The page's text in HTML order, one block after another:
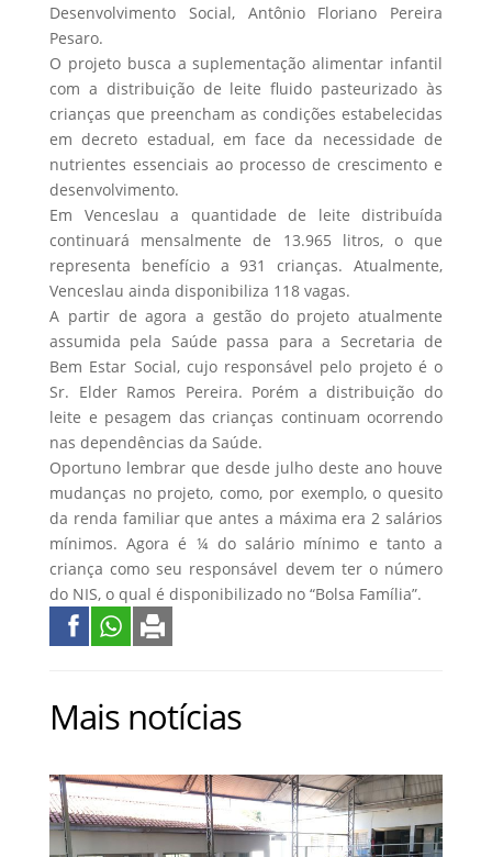
Desenvolvimento Social, Antônio Floriano Pereira
Pesaro.
O projeto busca a suplementação alimentar infantil
com a distribuição de leite fluido pasteurizado às
crianças que preencham as condições estabelecidas
em decreto estadual, em face da necessidade de
nutrientes essenciais ao processo de crescimento e
desenvolvimento.
Em Venceslau a quantidade de leite distribuída
continuará mensalmente de 13.965 litros, o que
representa benefício a 931 crianças. Atualmente,
Venceslau ainda disponibiliza 118 vagas.
A partir de agora a gestão do projeto atualmente
assumida pela Saúde passa para a Secretaria de
Bem Estar Social, cujo responsável pelo projeto é o
Sr. Elder Ramos Pereira. Porém a distribuição do
leite e pesagem das crianças continuam ocorrendo
nas dependências da Saúde.
Oportuno lembrar que desde julho deste ano houve
mudanças no projeto, como, por exemplo, o quesito
da renda familiar que antes a máxima era 2 salários
mínimos. Agora é ¼ do salário mínimo e tanto a
criança como seu responsável devem ter o número
do NIS, o qual é disponibilizado no “Bolsa Família”.
Mais notícias